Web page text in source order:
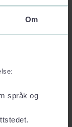
Om
språk og